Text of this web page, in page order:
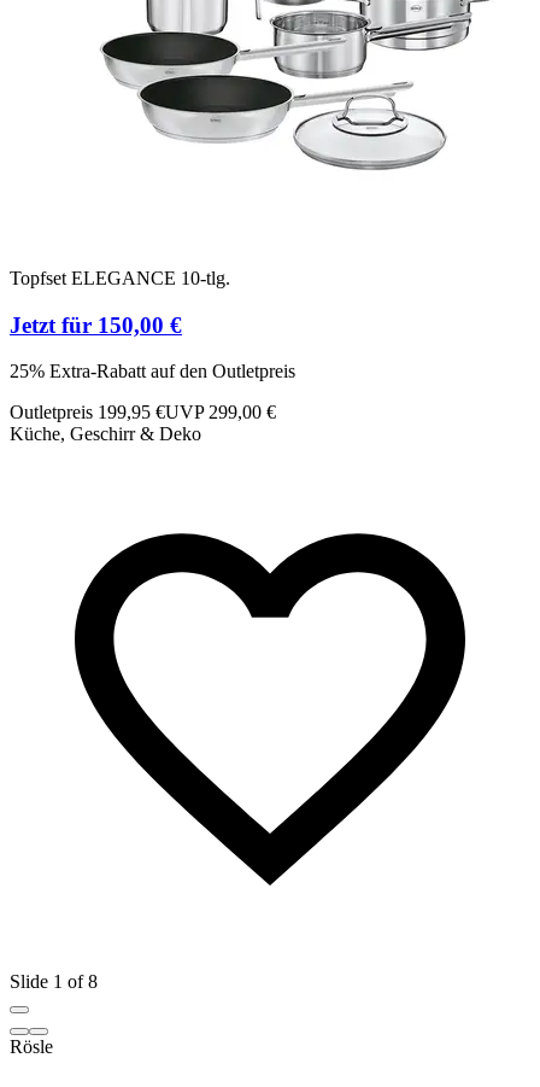
Topfset ELEGANCE 10-tlg.
Jetzt für 150,00 €
25% Extra-Rabatt auf den Outletpreis
Outletpreis 199,95 €UVP 299,00 €
Küche, Geschirr & Deko
Slide 1 of 8
Rösle